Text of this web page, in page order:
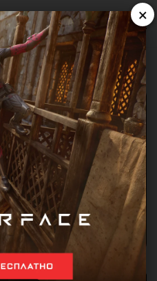
×
· erid: 2VtzqxjNNdc